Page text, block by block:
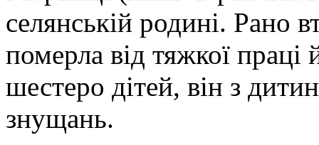
селянській родині. Рано
померла від тяжкої
шестеро дітей, він з
знущань.